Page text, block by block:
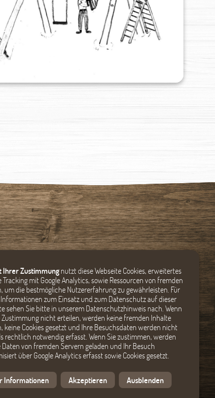
Ihrer Zustimmungnutzt diese Webseite Cookies, erweitertes
Tracking mit Google Analytics, sowie Ressourcen von fremden
um die bestmögliche Nutzererfahrung zu gewährleisten. Für
zum Einsatz und zum Datenschutz auf dieser
sehen Sie bitte in unserem Datenschutzhinweis nach. Wenn
Zustimmung nicht erteilen, werden keine fremden Inhalte
keine Cookies gesetzt und Ihre Besuchsdaten werden nicht
rechtlich notwendig erfasst. Wenn Sie zustimmen, werden
von fremden Servern geladen und Ihr Besuch
über Google Analytics erfasst sowie Cookies gesetzt.
Informationen Akzeptieren Ausblenden